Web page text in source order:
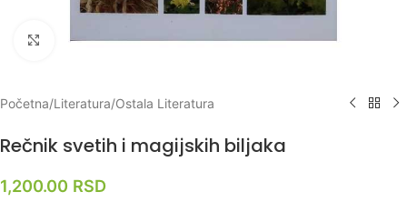
Klikni za uvećanje
Početna/Literatura/Ostala Literatura
Rečnik svetih i magijskih biljaka
1,200.00 RSD